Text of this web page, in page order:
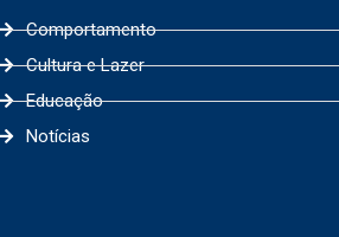
Comportamento
Cultura e Lazer
Educação
Notícias